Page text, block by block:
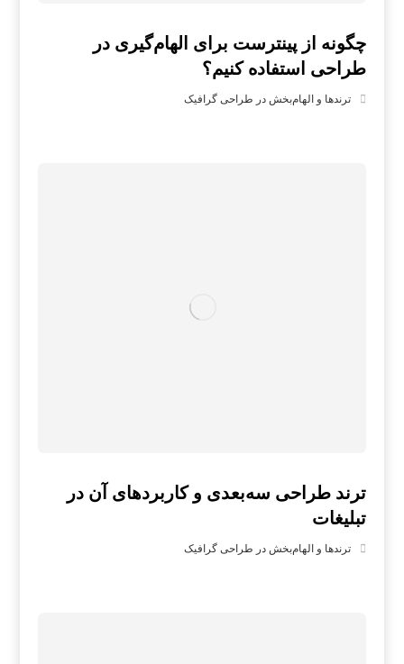
چگونه از پینترست برای الهام‌گیری در
طراحی استفاده کنیم؟
ترندها و الهام‌بخش در طراحی گرافیک
ترند طراحی سه‌بعدی و کاربردهای آن در
تبلیغات
ترندها و الهام‌بخش در طراحی گرافیک